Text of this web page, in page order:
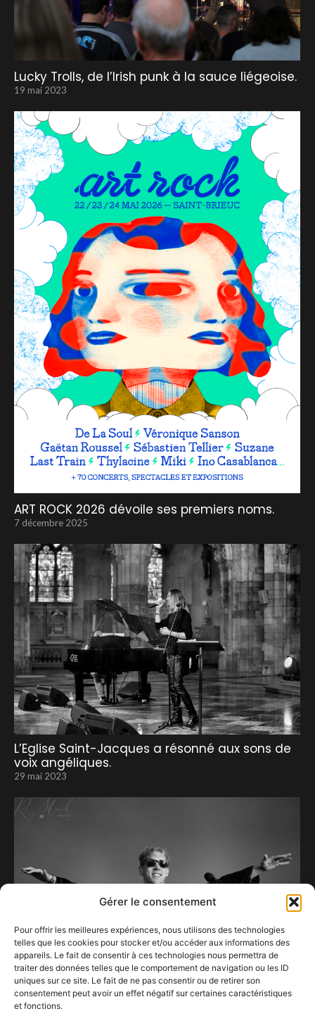
Gérer le consentement
Pour offrir les meilleures expériences, nous utilisons des technologies
telles que les cookies pour stocker et/ou accéder aux informations des
appareils. Le fait de consentir à ces technologies nous permettra de
traiter des données telles que le comportement de navigation ou les ID
uniques sur ce site. Le fait de ne pas consentir ou de retirer son
consentement peut avoir un effet négatif sur certaines caractéristiques
et fonctions.
Lucky Trolls, de l’Irish punk à la sauce liégeoise.
19 mai 2023
ART ROCK 2026 dévoile ses premiers noms.
7 décembre 2025
L’Eglise Saint-Jacques a résonné aux sons de
voix angéliques.
29 mai 2023
Ronquières retrouve-t-il une dimension